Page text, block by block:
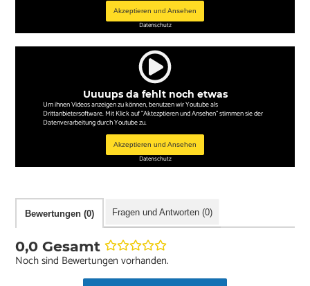
Akzeptieren und Ansehen
Datenschutz
Uuuups da fehlt noch etwas
Um ihnen Videos anzeigen zu können, benutzen wir Youtube als
Drittanbietersoftware. Mit Klick auf "Aktezptieren und Ansehen" stimmen sie der
Datenverarbeitung durch Youtube zu.
Akzeptieren und Ansehen
Datenschutz
Bewertungen (0) Fragen und Antworten (0)
0,0 Gesamt
Noch sind Bewertungen vorhanden.